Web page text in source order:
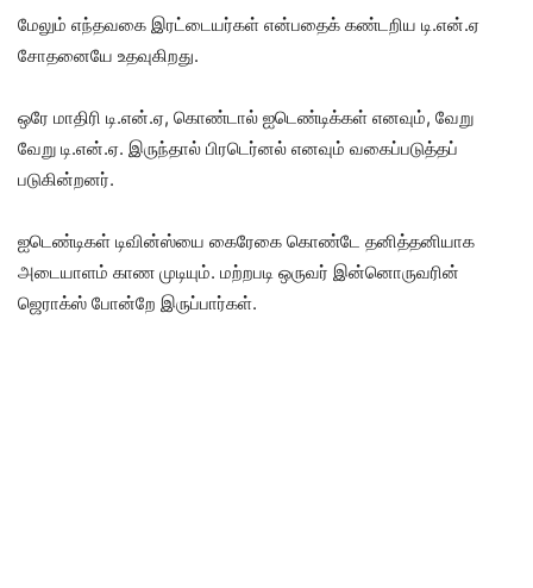
மேலும் எந்தவகை இரட்டையர்கள் என்பதைக் கண்டறிய டி.என்.ஏ
சோதனையே உதவுகிறது.
ஒரே மாதிரி டி.என்.ஏ, கொண்டால் ஐடெண்டிக்கள் எனவும், வேறு
வேறு டி.என்.ஏ. இருந்தால் பிரடெர்னல் எனவும் வகைப்படுத்தப்
படுகின்றனர்.
ஐடெண்டிகள் டிவின்ஸ்யை கைரேகை கொண்டே தனித்தனியாக
அடையாளம் காண முடியும். மற்றபடி ஒருவர் இன்னொருவரின்
ஜெராக்ஸ் போன்றே இருப்பார்கள்.